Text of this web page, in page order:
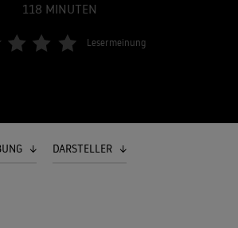
118 MINUTEN
Lesermeinung
DARSTELLER